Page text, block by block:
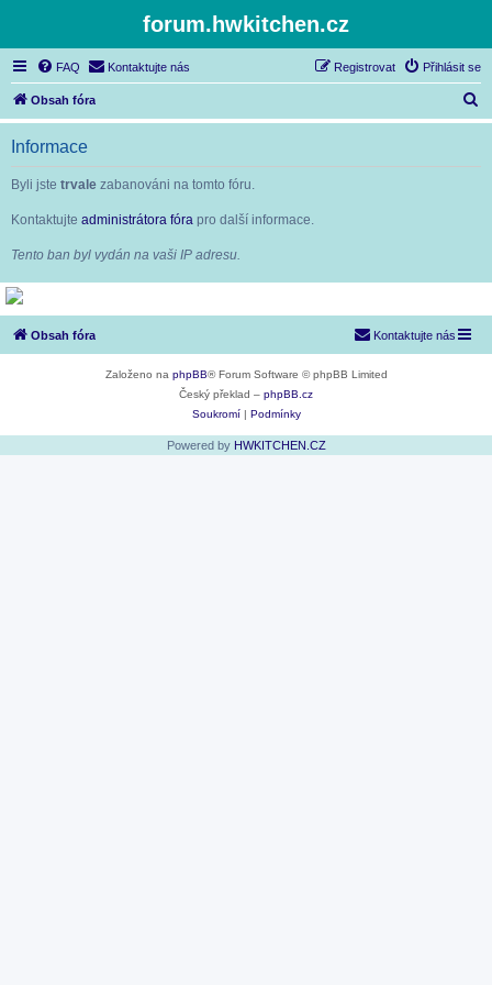
forum.hwkitchen.cz
FAQ Kontaktujte nás Přihlásit se
Registrovat
Obsah fóra
l
Informace
Byli jste trvale zabanováni na tomto fóru.
Kontaktujte administrátora fóra pro další informace.
Tento ban byl vydán na vaši IP adresu.
Obsah fóra Kontaktujte nás
Založeno na phpBB® Forum Software © phpBB Limited
Český překlad – phpBB.cz
Soukromí| Podmínky
Powered by HWKITCHEN.CZ